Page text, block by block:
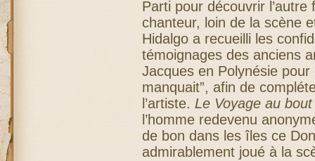
Parti pour découvrir
chanteur, loin de la scène
Hidalgo a recueilli les
témoignages des anciens
Jacques en Polynésie
manquait”, afin de
l’artiste. Le Voyage au
l’homme redevenu
de bon dans les îles ce
admirablement joué à la